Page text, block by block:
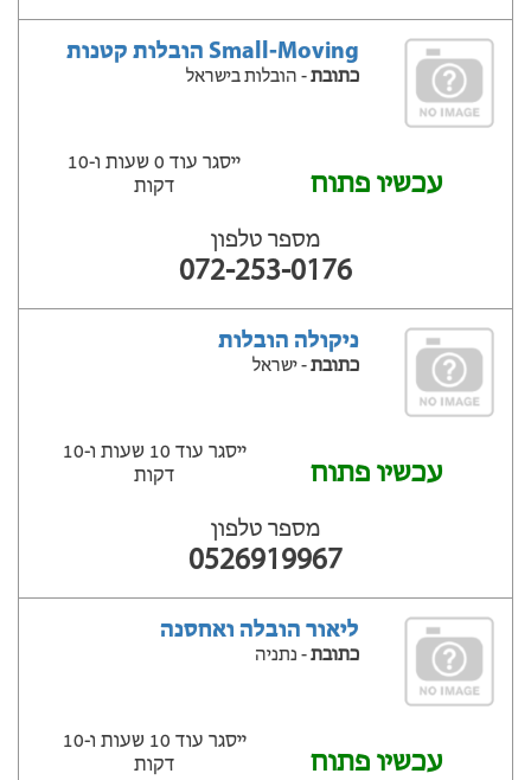
Small-Moving הובלות קטנות
כתובת- הובלות בישראל
עכשיו פתוח
ייסגר עוד 0 שעות ‫ו-10
דקות
מספר טלפון
072-253-0176
ניקולה הובלות
כתובת- ישראל
עכשיו פתוח
ייסגר עוד 10 שעות ‫ו-10
דקות
מספר טלפון
0526919967
ליאור הובלה ואחסנה
כתובת- נתניה
עכשיו פתוח
ייסגר עוד 10 שעות ‫ו-10
דקות